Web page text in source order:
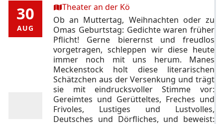
30
AUG
30
AUG
Ort:Theater an der Kö
Ob an Muttertag, Weihnachten oder zu
Omas Geburtstag: Gedichte waren früher
Pflicht! Gerne bierernst und freudlos
vorgetragen, schleppen wir diese heute
immer noch mit uns herum. Manes
Meckenstock holt diese literarischen
Schätzchen aus der Versenkung und trägt
sie mit eindrucksvoller Stimme vor:
Gereimtes und Gerütteltes, Freches und
Frivoles, Lustiges und Lustvolles,
Deutsches und Dörfliches, und beweist: